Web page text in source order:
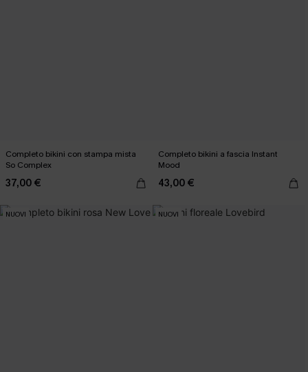
Completo bikini con stampa mista
So Complex
37,00 €
Completo bikini a fascia Instant
Mood
43,00 €
NUOVI NUOVI